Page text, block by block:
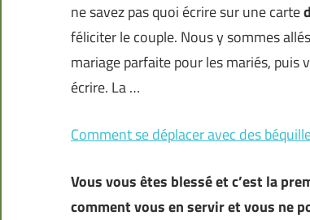
ne savez pas quoi écrire sur une carte
féliciter le couple. Nous y sommes
mariage parfaite pour les mariés, puis
écrire. La …
Comment se déplacer avec des
Vous vous êtes blessé et c’est la
comment vous en servir et vous ne